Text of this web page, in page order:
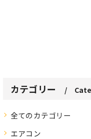
カテゴリー
全てのカテゴリー
エアコン